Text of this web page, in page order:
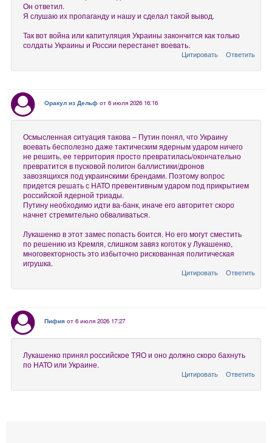
Он ответил.
Я слушаю их пропаганду и нашу и сделал такой вывод.
Так вот война или капитуляция Украины закончится как только
солдаты Украины и России перестанет воевать.
Цитировать Ответить
Оракул из Дельф от 6 июля 2026 16:16
Осмысленная ситуация такова – Путин понял, что Украину
воевать бесполезно даже тактическим ядерным ударом ничего
не решить, ее территория просто превратилась/окончательно
превратится в пусковой полигон баллистики/дронов
завозящихся под украинскими брендами. Поэтому вопрос
придется решать с НАТО превентивным ударом под прикрытием
российской ядерной триады.
Путину необходимо идти ва-банк, иначе его авторитет скоро
начнет стремительно обваливаться.
Лукашенко в этот замес попасть боится. Но его могут сместить
по решению из Кремля, слишком завяз коготок у Лукашенко,
многовекторность это избыточно рискованная политическая
игрушка.
Цитировать Ответить
Пифия от 6 июля 2026 17:27
Лукашенко принял российское ТЯО и оно должно скоро бахнуть
по НАТО или Украине.
Цитировать Ответить